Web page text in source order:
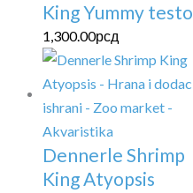
King Yummy testo
1,300.00рсд
Dennerle Shrimp
King Atyopsis